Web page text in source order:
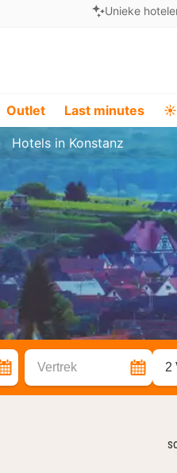
Unieke
Outlet Last minutes ☀️
Hotels in Konstanz
Vertrek 2